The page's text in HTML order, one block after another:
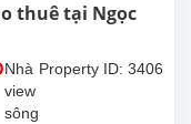
thuê tại Ngọc
Property ID: 3406
Nhà
view
sông